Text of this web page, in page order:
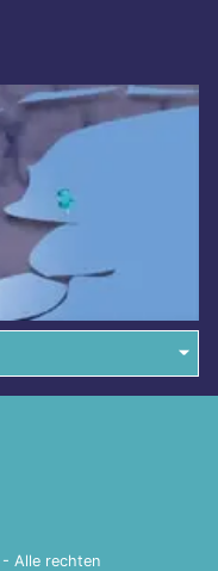
Alle rechten